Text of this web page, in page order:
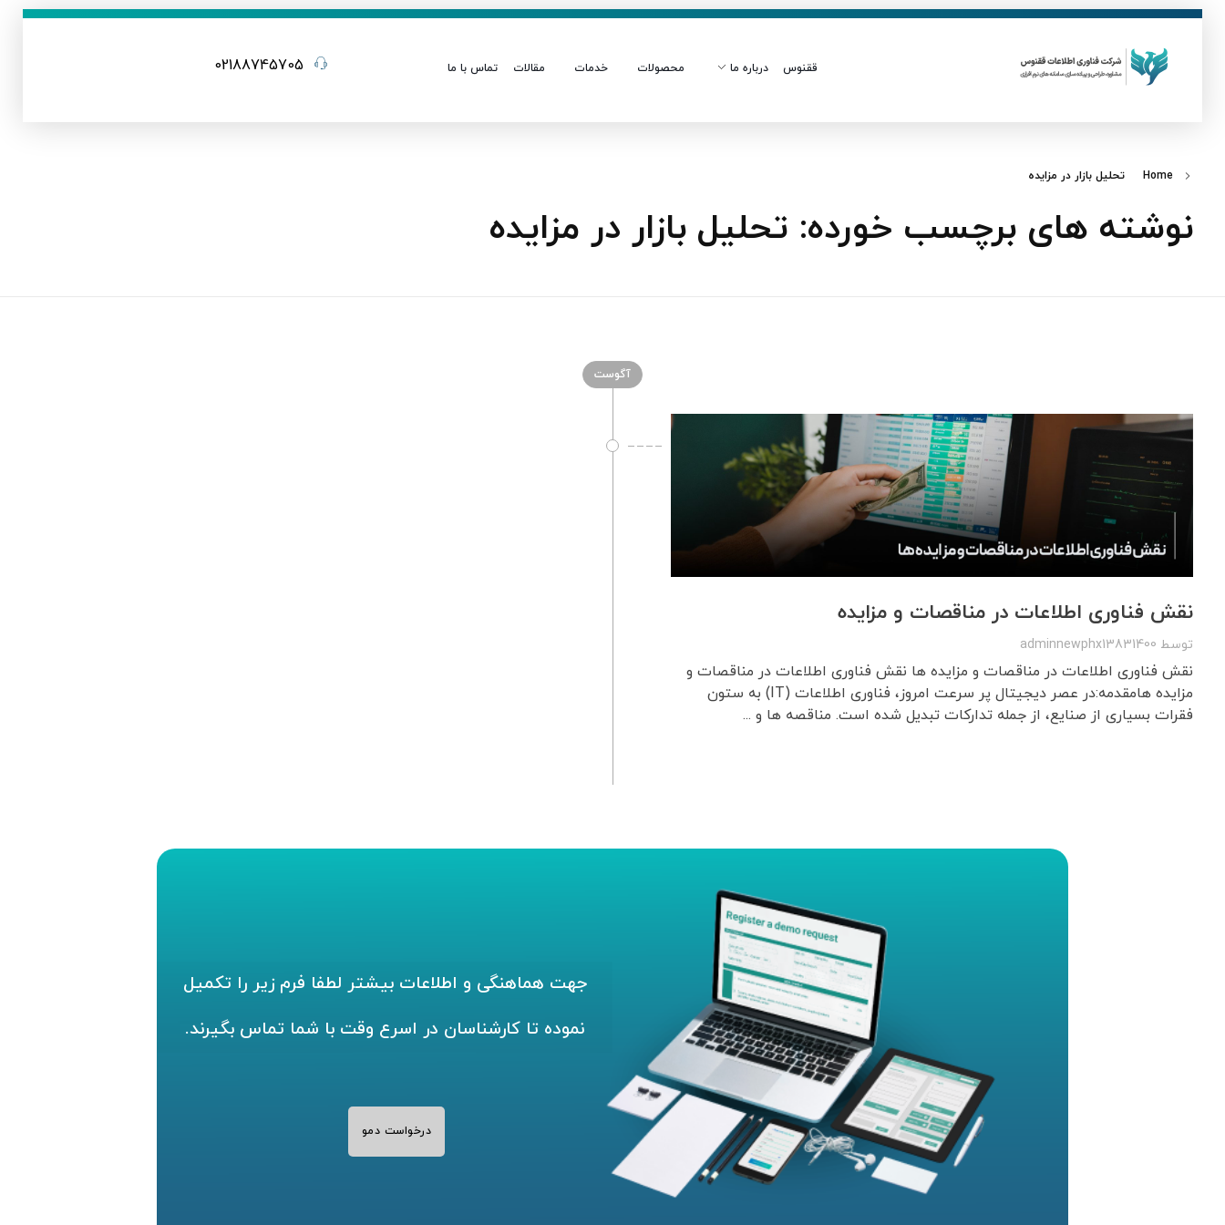
ققنوس درباره ما محصولات خدمات مقالات تماس با ما 02188745705
Home تحلیل بازار در مزایده
نوشته های برچسب خورده: تحلیل بازار در مزایده
آگوست
نقش فناوری اطلاعات در مناقصات و مزایده
توسط adminnewphx13831400
نقش فناوری اطلاعات در مناقصات و مزایده ها نقش فناوری اطلاعات در مناقصات و
مزایده هامقدمه:در عصر دیجیتال پر سرعت امروز، فناوری اطلاعات (IT) به ستون
فقرات بسیاری از صنایع، از جمله تدارکات تبدیل شده است. مناقصه ها و ...
جهت هماهنگی و اطلاعات بیشتر لطفا فرم زیر را تکمیل
نموده تا کارشناسان در اسرع وقت با شما تماس بگیرند.
درخواست دمو